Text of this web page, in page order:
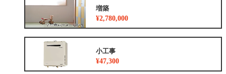
増築
¥2,780,000
小工事
¥47,300